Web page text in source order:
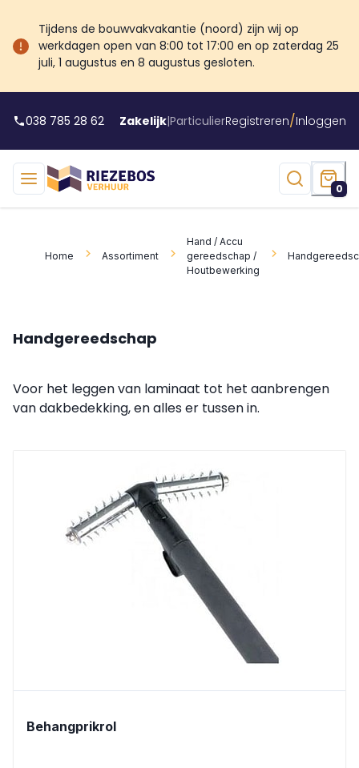
Tijdens de bouwvakvakantie (noord) zijn wij op
werkdagen open van 8:00 tot 17:00 en op zaterdag 25
juli, 1 augustus en 8 augustus gesloten.
038 785 28 62 Zakelijk|ParticulierRegistreren/Inloggen
0
Home Assortiment
Hand / Accu
gereedschap /
Houtbewerking
Handgereedschap
Voor het leggen van laminaat tot het aanbrengen
van dakbedekking, en alles er tussen in.
Behangprikrol